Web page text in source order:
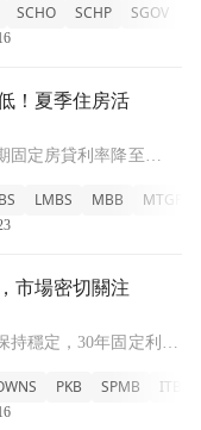
-0.13% NAIL
PKB +0.2
SCHO SCHP SGOV
預期持續增強文章頁
！夏季住房活
固定房貸利率降至
ITB +0.1% JHMB
-
LMBS MBB MTGP
準會政策影響文章頁
市場密切關注
持穩定，30年固定利率
+0.71% CMBS
MTGP -0.08
PKB SPMB ITB